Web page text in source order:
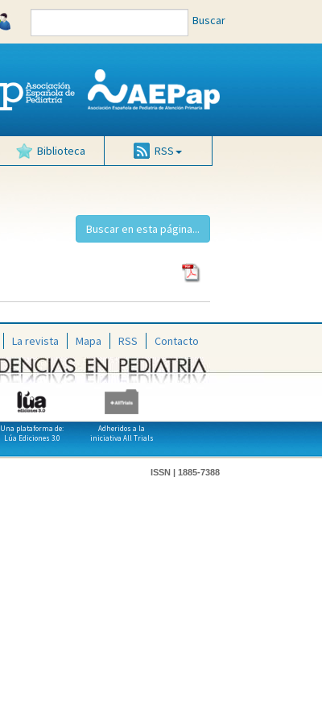
Buscar
Biblioteca RSS
La revista Mapa RSS Contacto
Una plataforma de:
Lúa Ediciones 3.0
Adheridos a la
iniciativa All Trials
ISSN | 1885-7388